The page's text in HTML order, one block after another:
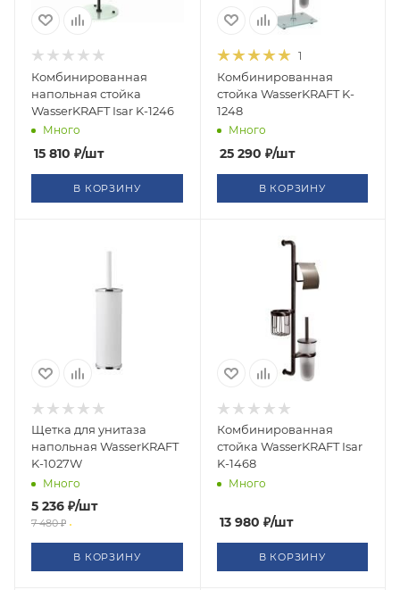
Комбинированная
напольная стойка
WasserKRAFT Isar K-1246
Много
15 810 ₽/шт
В КОРЗИНУ
1
Комбинированная
стойка WasserKRAFT K-
1248
Много
25 290 ₽/шт
В КОРЗИНУ
Щетка для унитаза
напольная WasserKRAFT
K-1027W
Много
5 236 ₽/шт
7 480₽
В КОРЗИНУ
Комбинированная
стойка WasserKRAFT Isar
K-1468
Много
13 980 ₽/шт
В КОРЗИНУ